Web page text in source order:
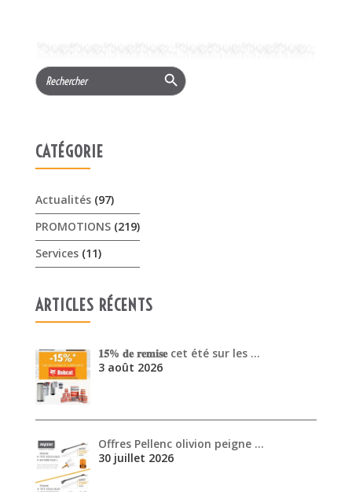
Search
for:
Search Button
CATÉGORIE
Actualités(97)
PROMOTIONS(219)
Services(11)
ARTICLES RÉCENTS
𝟏𝟓% 𝐝𝐞 𝐫𝐞𝐦𝐢𝐬𝐞 cet été sur les …
3 août 2026
Offres Pellenc olivion peigne …
30 juillet 2026